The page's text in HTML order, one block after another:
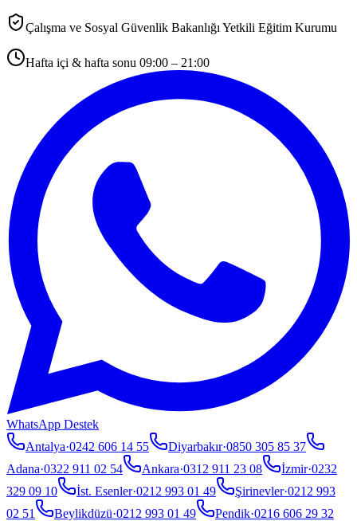
Çalışma ve Sosyal Güvenlik Bakanlığı Yetkili Eğitim Kurumu
Hafta içi & hafta sonu 09:00 – 21:00
WhatsApp Destek
Antalya·0242 606 14 55 Diyarbakır·0850 305 85 37
Adana·0322 911 02 54 Ankara·0312 911 23 08 İzmir·0232
329 09 10
İst. Esenler·0212 993 01 49 Şirinevler·0212 993
02 51
Beylikdüzü·0212 993 01 49 Pendik·0216 606 29 32